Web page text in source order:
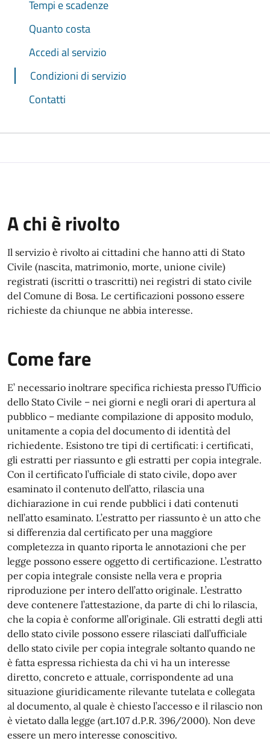
Tempi e scadenze
Quanto costa
Accedi al servizio
Condizioni di servizio
Contatti
A chi è rivolto
Il servizio è rivolto ai cittadini che hanno atti di Stato
Civile (nascita, matrimonio, morte, unione civile)
registrati (iscritti o trascritti) nei registri di stato civile
del Comune di Bosa. Le certificazioni possono essere
richieste da chiunque ne abbia interesse.
Come fare
E’ necessario inoltrare specifica richiesta presso l’Ufficio
dello Stato Civile – nei giorni e negli orari di apertura al
pubblico – mediante compilazione di apposito modulo,
unitamente a copia del documento di identità del
richiedente. Esistono tre tipi di certificati: i certificati,
gli estratti per riassunto e gli estratti per copia integrale.
Con il certificato l’ufficiale di stato civile, dopo aver
esaminato il contenuto dell’atto, rilascia una
dichiarazione in cui rende pubblici i dati contenuti
nell’atto esaminato. L’estratto per riassunto è un atto che
si differenzia dal certificato per una maggiore
completezza in quanto riporta le annotazioni che per
legge possono essere oggetto di certificazione. L’estratto
per copia integrale consiste nella vera e propria
riproduzione per intero dell’atto originale. L’estratto
deve contenere l’attestazione, da parte di chi lo rilascia,
che la copia è conforme all’originale. Gli estratti degli atti
dello stato civile possono essere rilasciati dall’ufficiale
dello stato civile per copia integrale soltanto quando ne
è fatta espressa richiesta da chi vi ha un interesse
diretto, concreto e attuale, corrispondente ad una
situazione giuridicamente rilevante tutelata e collegata
al documento, al quale è chiesto l’accesso e il rilascio non
è vietato dalla legge (art.107 d.P.R. 396/2000). Non deve
essere un mero interesse conoscitivo.